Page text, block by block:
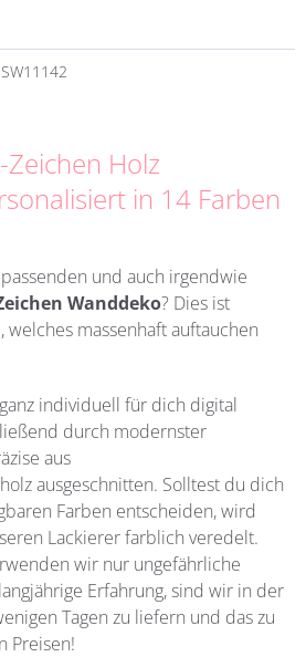
SW11142
Zeichen Holz
in 14 Farben
und auch irgendwie
Wanddeko? Dies ist
massenhaft auftauchen
individuell für dich digital
durch modernster
aus
ausgeschnitten. Solltest du dich
Farben entscheiden, wird
Lackierer farblich veredelt.
wir nur ungefährliche
Erfahrung, sind wir in der
Tagen zu liefern und das zu
Preisen!